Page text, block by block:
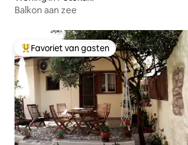
Balkon aan zee
Topfavoriet van gasten
Favoriet van gasten